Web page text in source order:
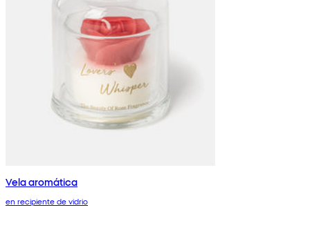
Vela aromática
en recipiente de vidrio